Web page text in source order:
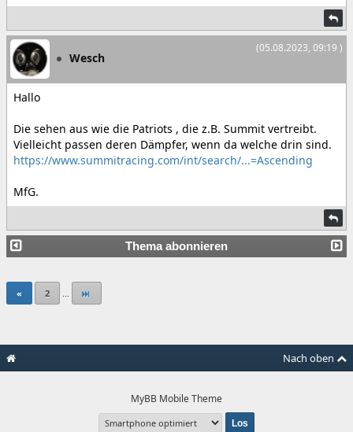
(05.08.2023, 09:19 )
Wesch
Hallo
Die sehen aus wie die Patriots , die z.B. Summit vertreibt.
Vielleicht passen deren Dämpfer, wenn da welche drin sind.
https://www.summitracing.com/int/search/...=Ascending
MfG.
Thema abonnieren
« 2 ...
Nach oben
MyBB Mobile Theme